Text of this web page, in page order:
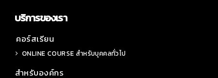
บริการของเรา
คอร์สเรียน
ONLINE COURSE สำหรับบุคคลทั่วไป
สำหรับองค์กร